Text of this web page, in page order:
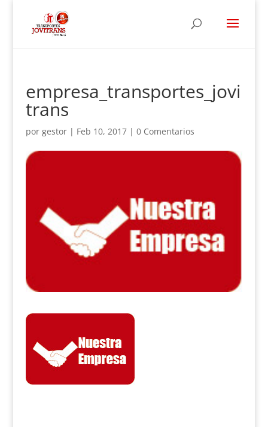
empresa_transportes_jovi
trans
por gestor| Feb 10, 2017| 0 Comentarios